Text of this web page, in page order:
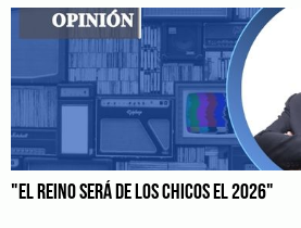
"EL REINO SERÁ DE LOS CHICOS EL 2026"